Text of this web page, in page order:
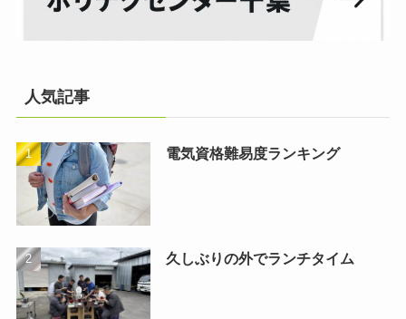
人気記事
電気資格難易度ランキング
久しぶりの外でランチタイム